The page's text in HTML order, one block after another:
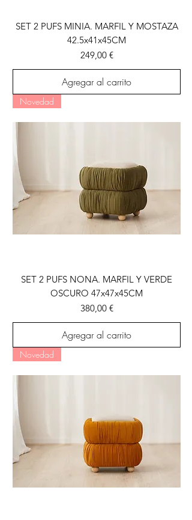
SET 2 PUFS MINIA. MARFIL Y MOSTAZA
42.5x41x45CM
Precio
249,00 €
Agregar al carrito
Novedad
SET 2 PUFS NONA. MARFIL Y VERDE
OSCURO 47x47x45CM
Precio
380,00 €
Agregar al carrito
Novedad